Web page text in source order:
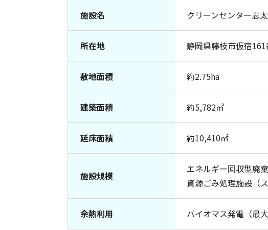
施設名 クリーンセンター志太
所在地 静岡県藤枝市仮宿
敷地面積 約2.75ha
建築面積 約5,782㎡
延床面積 約10,410㎡
施設規模
エネルギー回収型廃
資源ごみ処理施設（
余熱利用 バイオマス発電（最